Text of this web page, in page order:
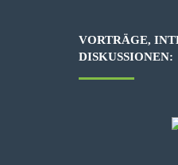
VORTRÄGE,
DISKUSSIONEN: